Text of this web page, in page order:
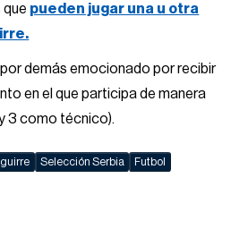
que pueden jugar una u otra
demás emocionado por recibir
en el que participa de manera
3 como técnico).
Selección Serbia Futbol